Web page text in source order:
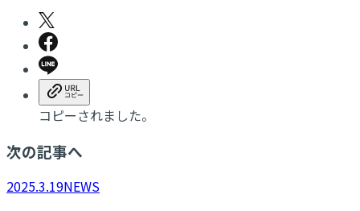
コピーされました。
次の記事へ
2025.3.19NEWS